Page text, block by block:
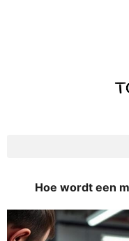
Hoe wordt een